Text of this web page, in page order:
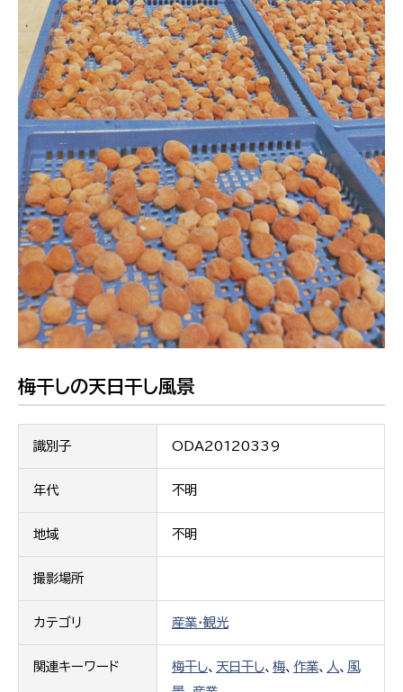
梅干しの天日干し風景
識別子 ODA20120339
年代 不明
地域 不明
撮影場所
カテゴリ 産業・観光
関連キーワード 梅干し、 天日干し、 梅、 作業、 人、 風